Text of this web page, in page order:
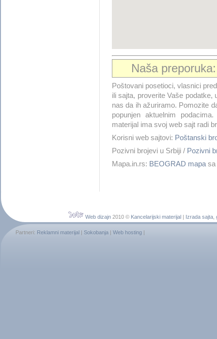
Naša
Poštovani posetioci, vlasnici
ili sajta, proverite Vaše podatke,
nas da ih ažuriramo. Pomozite
popunjen aktuelnim
materijal ima svoj web sajt radi
Korisni web sajtovi: Poštanski
Pozivni brojevi u Srbiji / Pozivni
Mapa.in.rs: BEOGRAD mapasa
Web dizajn2010 © Kancelarijski materijal Izrada sajta,
Partneri: Reklamni materijal Sokobanja Web hosting